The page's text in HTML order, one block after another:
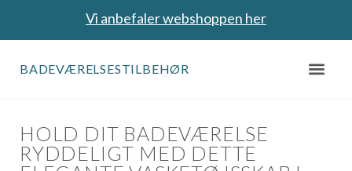
Vi anbefaler webshoppen her
BADEVÆRELSESTILBEHØR
HOLD DIT BADEVÆRELSE
RYDDELIGT MED DETTE